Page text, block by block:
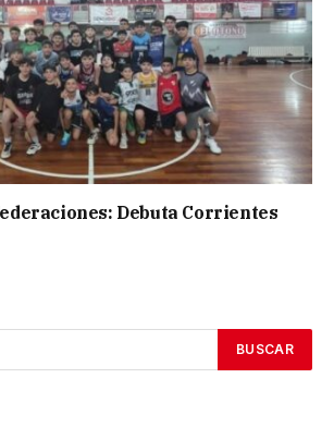
Debuta Corrientes